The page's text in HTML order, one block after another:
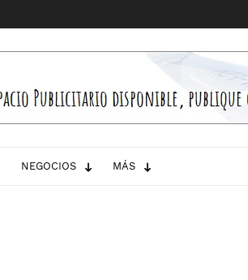
NEGOCIOS MÁS